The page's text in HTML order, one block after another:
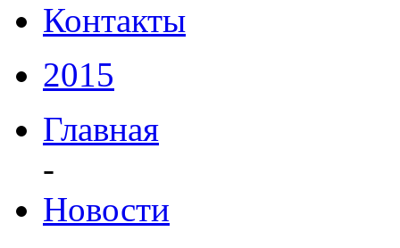
Контакты
2015
Главная
-
Новости